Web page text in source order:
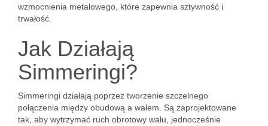
wzmocnienia metalowego, które zapewnia sztywność i
trwałość.
Jak Działają
Simmeringi?
Simmeringi działają poprzez tworzenie szczelnego
połączenia między obudową a wałem. Są zaprojektowane
tak, aby wytrzymać ruch obrotowy wału, jednocześnie